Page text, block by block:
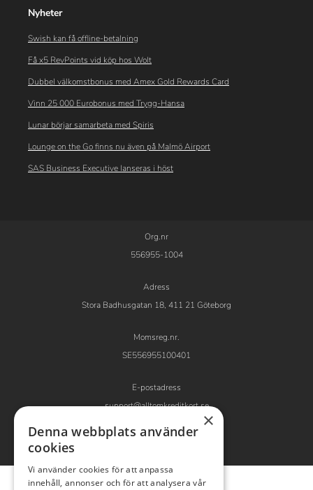
Nyheter
Swish kan få offline-betalning
Få x5 RevPoints vid köp hos Wolt
Dubbel välkomstbonus med Amex Gold Rewards Card
Vinn 25 000 Eurobonus med Trygg-Hansa
Lunar börjar samarbeta med Spiris
Lounge on the Go finns nu även på Malmö Airport
SAS Business Executive lanseras i höst
Org.nr
556955-1004
Adress
Stora Badhusgatan 18, 411 21 Göteborg
Momsreg.nr.
SE556955100401
E-postadress
support@alltomkreditkort.se
×
Denna webbplats använder
cookies
Vi använder cookies för att anpassa
innehåll, annonser och för att analysera vår